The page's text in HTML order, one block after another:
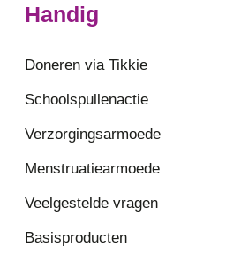
Handig
Doneren via Tikkie
Schoolspullenactie
Verzorgingsarmoede
Menstruatiearmoede
Veelgestelde vragen
Basisproducten